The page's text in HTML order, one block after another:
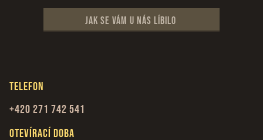
Jak se vám u nás líbilo
Telefon
+420 271 742 541
Otevírací doba